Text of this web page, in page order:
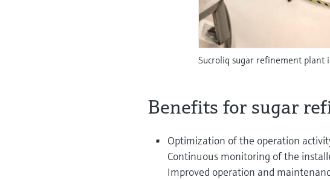
Sucroliq sugar refinement plant
Benefits for sugar
Optimization of the operation
Continuous monitoring of the
Improved operation and